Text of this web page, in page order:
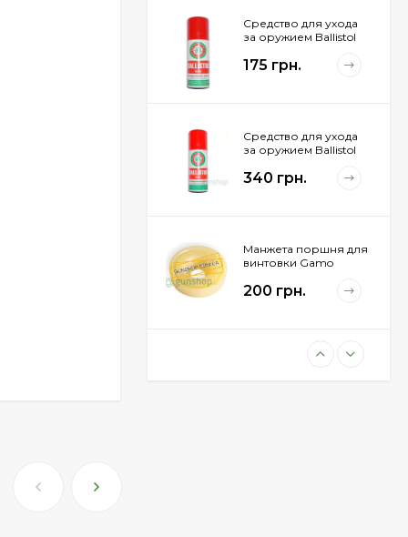
Средство для ухода
за оружием Ballistol
175 грн.
Средство для ухода
за оружием Ballistol
340 грн.
Манжета поршня для
винтовки Gamo
200 грн.